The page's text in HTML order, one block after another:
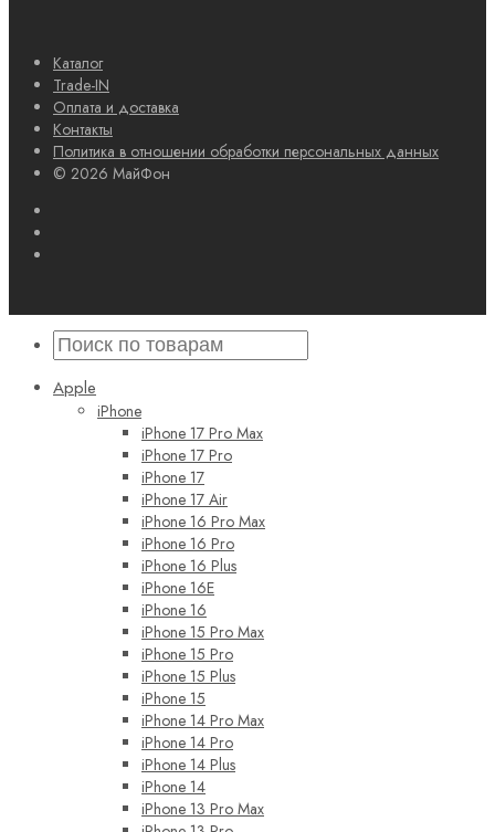
Каталог
Trade-IN
Оплата и доставка
Контакты
Политика в отношении обработки персональных данных
© 2026 МайФон
Apple
iPhone
iPhone 17 Pro Max
iPhone 17 Pro
iPhone 17
iPhone 17 Air
iPhone 16 Pro Max
iPhone 16 Pro
iPhone 16 Plus
iPhone 16E
iPhone 16
iPhone 15 Pro Max
iPhone 15 Pro
iPhone 15 Plus
iPhone 15
iPhone 14 Pro Max
iPhone 14 Pro
iPhone 14 Plus
iPhone 14
iPhone 13 Pro Max